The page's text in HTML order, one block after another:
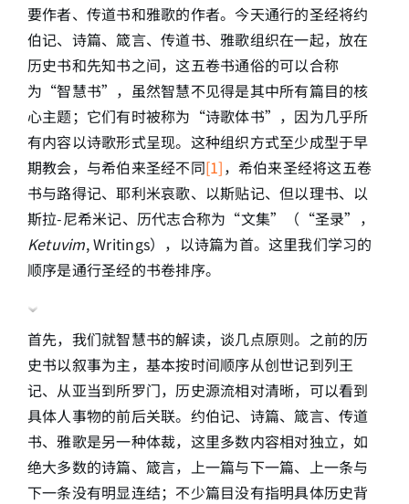
下载
要作者、传道书和雅歌的作者。今天通行的圣经将约
伯记、诗篇、箴言、传道书、雅歌组织在一起，放在
历史书和先知书之间，这五卷书通俗的可以合称
为“智慧书”，虽然智慧不见得是其中所有篇目的核
心主题；它们有时被称为“诗歌体书”，因为几乎所
有内容以诗歌形式呈现。这种组织方式至少成型于早
期教会，与希伯来圣经不同[1]，希伯来圣经将这五卷
书与路得记、耶利米哀歌、以斯贴记、但以理书、以
斯拉-尼希米记、历代志合称为“文集”（“圣录”，
Ketuvim, Writings），以诗篇为首。这里我们学习的
顺序是通行圣经的书卷排序。
首先，我们就智慧书的解读，谈几点原则。之前的历
史书以叙事为主，基本按时间顺序从创世记到列王
记、从亚当到所罗门，历史源流相对清晰，可以看到
具体人事物的前后关联。约伯记、诗篇、箴言、传道
书、雅歌是另一种体裁，这里多数内容相对独立，如
绝大多数的诗篇、箴言，上一篇与下一篇、上一条与
下一条没有明显连结；不少篇目没有指明具体历史背